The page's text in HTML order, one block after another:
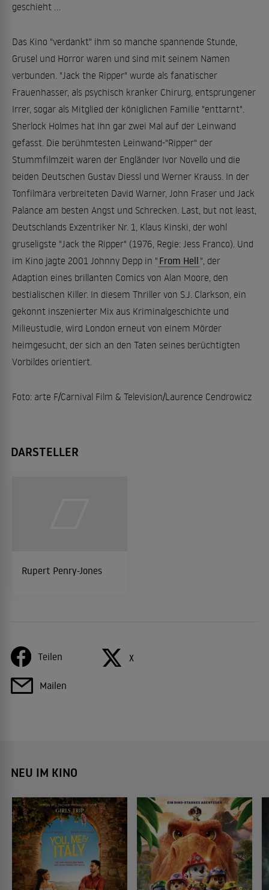
geschieht ...
Das Kino "verdankt" ihm so manche spannende Stunde,
Grusel und Horror waren und sind mit seinem Namen
verbunden. "Jack the Ripper" wurde als fanatischer
Frauenhasser, als psychisch kranker Chirurg, entsprungener
Irrer, sogar als Mitglied der königlichen Familie "enttarnt".
Sherlock Holmes hat ihn gar zwei Mal auf der Leinwand
gefasst. Die berühmtesten Leinwand-"Ripper" der
Stummfilmzeit waren der Engländer Ivor Novello und die
beiden Deutschen Gustav Diessl und Werner Krauss. In der
Tonfilmära verbreiteten David Warner, John Fraser und Jack
Palance am besten Angst und Schrecken. Last, but not least,
Deutschlands Exzentriker Nr. 1, Klaus Kinski, der wohl
gruseligste "Jack the Ripper" (1976, Regie: Jess Franco). Und
im Kino jagte 2001 Johnny Depp in " From Hell ", der
Adaption eines brillanten Comics von Alan Moore, den
bestialischen Killer. In diesem Thriller von S.J. Clarkson, ein
gekonnt inszenierter Mix aus Kriminalgeschichte und
Milieustudie, wird London erneut von einem Mörder
heimgesucht, der sich an den Taten seines berüchtigten
Vorbildes orientiert.
Foto: arte F/Carnival Film & Television/Laurence Cendrowicz
DARSTELLER
Rupert Penry-Jones
Teilen X
Mailen
NEU IM KINO